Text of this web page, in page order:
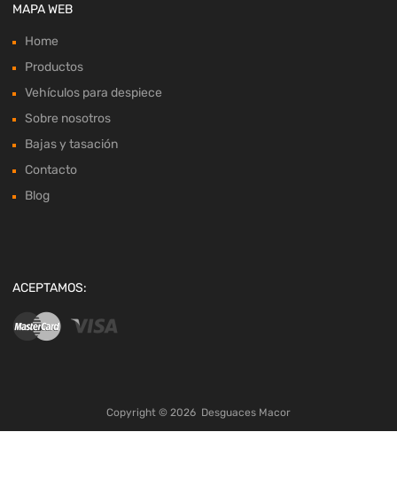
MAPA WEB
Home
Productos
Vehículos para despiece
Sobre nosotros
Bajas y tasación
Contacto
Blog
ACEPTAMOS:
Copyright © 2026 Desguaces Macor